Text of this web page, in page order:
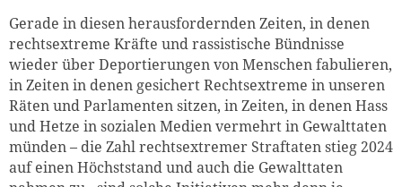
Gerade in diesen herausfordernden Zeiten, in denen
rechtsextreme Kräfte und rassistische Bündnisse
wieder über Deportierungen von Menschen fabulieren,
in Zeiten in denen gesichert Rechtsextreme in unseren
Räten und Parlamenten sitzen, in Zeiten, in denen Hass
und Hetze in sozialen Medien vermehrt in Gewalttaten
münden – die Zahl rechtsextremer Straftaten stieg 2024
auf einen Höchststand und auch die Gewalttaten